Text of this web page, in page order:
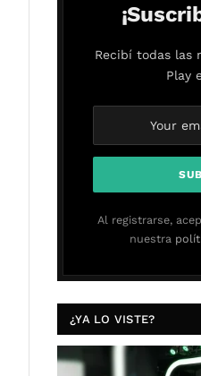
Recibí todas las
Play
Al registrarse,
nuestra
¿YA LO VISTE?